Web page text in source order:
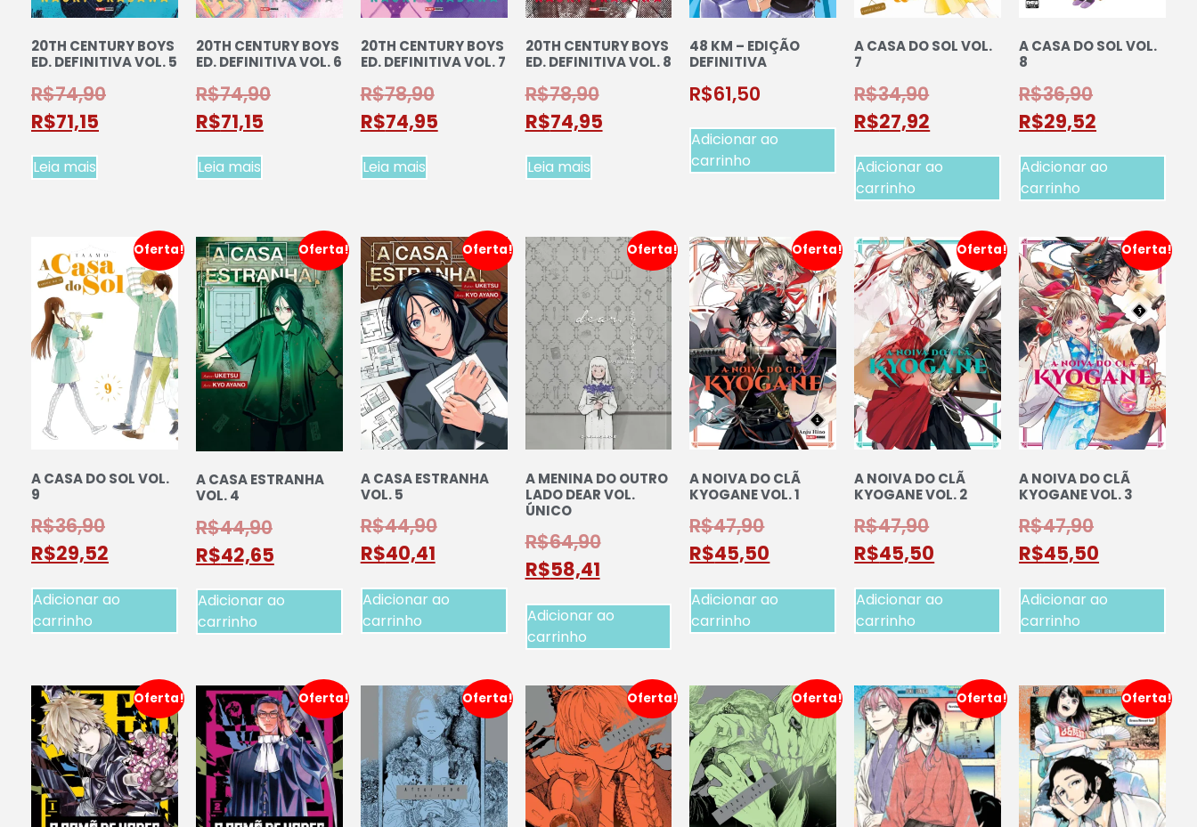
20TH CENTURY BOYS
ED. DEFINITIVA VOL. 5
R$74,90
R$71,15
Leia mais
20TH CENTURY BOYS
ED. DEFINITIVA VOL. 6
R$74,90
R$71,15
Leia mais
20TH CENTURY BOYS
ED. DEFINITIVA VOL. 7
R$78,90
R$74,95
Leia mais
20TH CENTURY BOYS
ED. DEFINITIVA VOL. 8
R$78,90
R$74,95
Leia mais
48 KM – EDIÇÃO
DEFINITIVA
R$61,50
Adicionar ao
carrinho
A CASA DO SOL VOL.
7
R$34,90
R$27,92
Adicionar ao
carrinho
A CASA DO SOL VOL.
8
R$36,90
R$29,52
Adicionar ao
carrinho
Oferta!
A CASA DO SOL VOL.
9
R$36,90
R$29,52
Adicionar ao
carrinho
Oferta!
A CASA ESTRANHA
VOL. 4
R$44,90
R$42,65
Adicionar ao
carrinho
Oferta!
A CASA ESTRANHA
VOL. 5
R$44,90
R$40,41
Adicionar ao
carrinho
Oferta!
A MENINA DO OUTRO
LADO DEAR VOL.
ÚNICO
R$64,90
R$58,41
Adicionar ao
carrinho
Oferta!
A NOIVA DO CLÃ
KYOGANE VOL. 1
R$47,90
R$45,50
Adicionar ao
carrinho
Oferta!
A NOIVA DO CLÃ
KYOGANE VOL. 2
R$47,90
R$45,50
Adicionar ao
carrinho
Oferta!
A NOIVA DO CLÃ
KYOGANE VOL. 3
R$47,90
R$45,50
Adicionar ao
carrinho
Oferta! Oferta! Oferta! Oferta! Oferta! Oferta! Oferta!